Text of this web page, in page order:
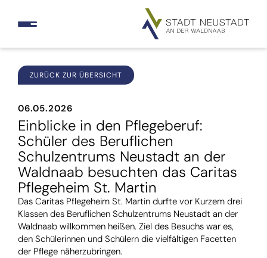
ZURÜCK ZUR ÜBERSICHT
06.05.2026
Einblicke in den Pflegeberuf:
Schüler des Beruflichen
Schulzentrums Neustadt an der
Waldnaab besuchten das Caritas
Pflegeheim St. Martin
Das Caritas Pflegeheim St. Martin durfte vor Kurzem drei
Klassen des Beruflichen Schulzentrums Neustadt an der
Waldnaab willkommen heißen. Ziel des Besuchs war es,
den Schülerinnen und Schülern die vielfältigen Facetten
der Pflege näherzubringen.